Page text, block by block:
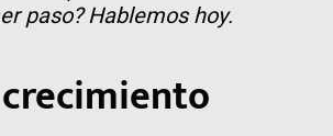
paso? Hablemos hoy.